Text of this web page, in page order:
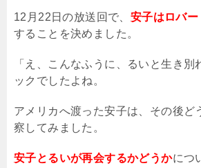
12 月 22 日の放送回で、 安子はロバ
することを決めました。
「え、こんなふうに、るいと生き別
ックでしたよね。
アメリカへ渡った安子は、その後ど
察してみました。
安子とるいが再会するかどうかにつ